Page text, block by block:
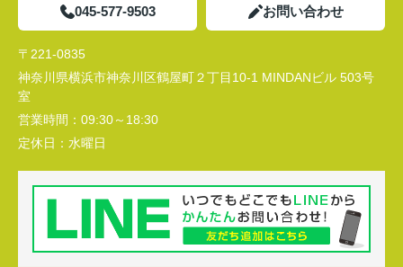
045-577-9503 お問い合わせ
〒221-0835
神奈川県横浜市神奈川区鶴屋町２丁目10-1 MINDANビル 503号
室
営業時間： 09:30～18:30
定休日： 水曜日